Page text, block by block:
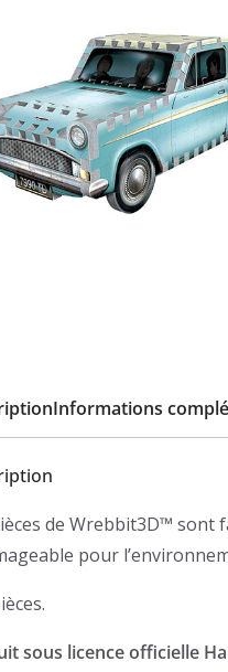
Informations
de Wrebbit3D™ sont
pour
sous licence officielle